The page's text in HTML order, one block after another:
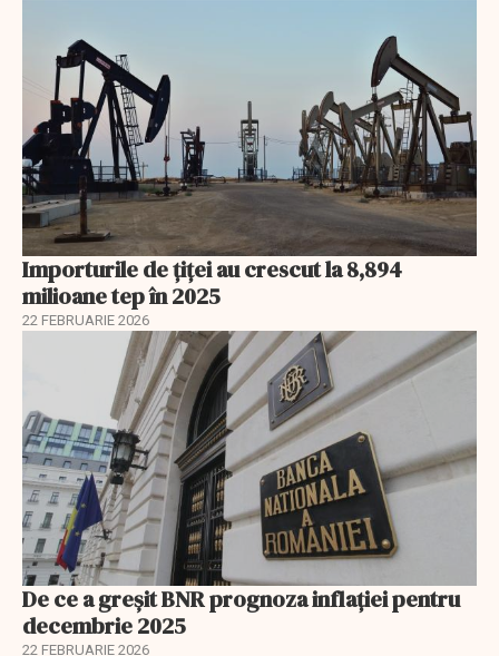
Importurile de țiței au crescut la 8,894
milioane tep în 2025
22 FEBRUARIE 2026
De ce a greșit BNR prognoza inflației pentru
decembrie 2025
22 FEBRUARIE 2026